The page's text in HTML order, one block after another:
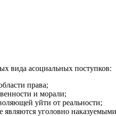
вида асоциальных поступков:
права;
и морали;
уйти от реальности;
являются уголовно